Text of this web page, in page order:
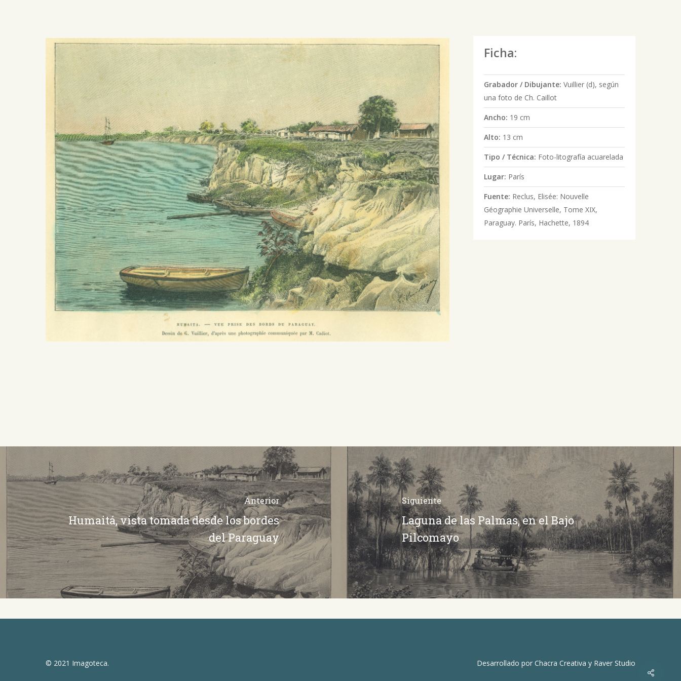
Ficha:
Grabador / Dibujante: Vuillier (d), según
una foto de Ch. Caillot
Ancho: 19 cm
Alto: 13 cm
Tipo / Técnica: Foto-litografía acuarelada
Lugar: París
Fuente: Reclus, Elisée: Nouvelle
Géographie Universelle, Tome XIX,
Paraguay. París, Hachette, 1894
Anterior
Humaitá, vista tomada desde los bordes
del Paraguay
Siguiente
Laguna de las Palmas, en el Bajo
Pilcomayo
© 2021 Imagoteca. Desarrollado por Chacra Creativa y Raver Studio